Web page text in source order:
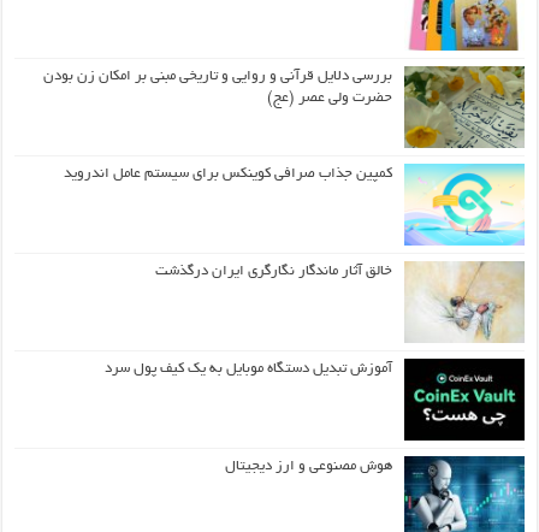
بررسی دلایل قرآنی و روایی و تاریخی مبنی بر امکان زن بودن
حضرت ولی عصر (عج)
کمپین جذاب صرافی کوینکس برای سیستم عامل اندروید
خالق آثار ماندگار نگارگری ایران درگذشت
آموزش تبدیل دستگاه موبایل به یک کیف‌ پول سرد
هوش مصنوعی و ارز دیجیتال